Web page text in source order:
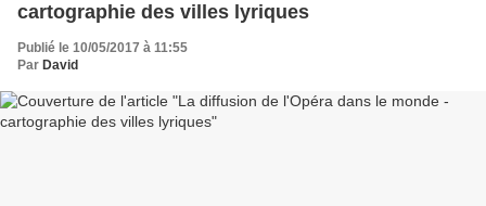
cartographie des villes lyriques
Publié le 10/05/2017 à 11:55
Par David